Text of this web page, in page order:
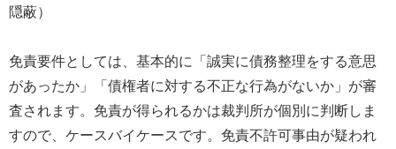
隠蔽）
免責要件としては、基本的に「誠実に債務整理をする意思
があったか」「債権者に対する不正な行為がないか」が審
査されます。免責が得られるかは裁判所が個別に判断しま
すので、ケースバイケースです。免責不許可事由が疑われ